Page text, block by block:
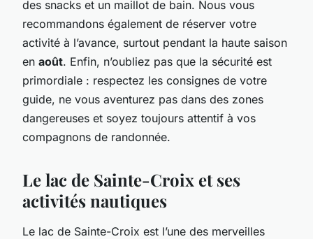
des snacks et un maillot de bain. Nous vous
recommandons également de réserver votre
activité à l’avance, surtout pendant la haute saison
en août. Enfin, n’oubliez pas que la sécurité est
primordiale : respectez les consignes de votre
guide, ne vous aventurez pas dans des zones
dangereuses et soyez toujours attentif à vos
compagnons de randonnée.
Le lac de Sainte-Croix et ses
activités nautiques
Le lac de Sainte-Croix est l’une des merveilles